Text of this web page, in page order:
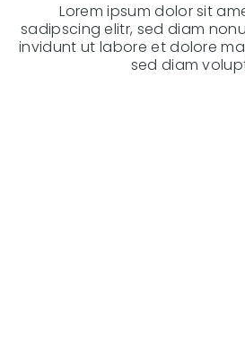
Lorem ipsum dolor sit
sadipscing elitr, sed diam
invidunt ut labore et dolore
sed diam